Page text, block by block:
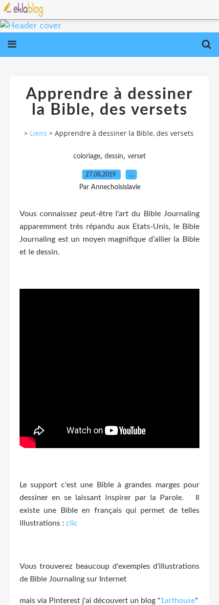
Apprendre à dessiner
la Bible, des versets
> Liens > Apprendre à dessiner la Bible, des versets
coloriage, dessin, verset
27.08.2019 …
Par Annechoisislavie
Vous connaissez peut-être l'art du Bible Journaling
apparemment très répandu aux Etats-Unis, le Bible
Journaling est un moyen magnifique d’allier la Bible
et le dessin.
Le support c'est une Bible à grandes marges pour
dessiner en se laissant inspirer par la Parole.
existe une Bible en français qui permet de telles
illustrations : clic
Vous trouverez beaucoup d'exemples d'illustrations
de Bible Journaling sur Internet
mais via Pinterest j'ai découvert un blog "1arthouse"